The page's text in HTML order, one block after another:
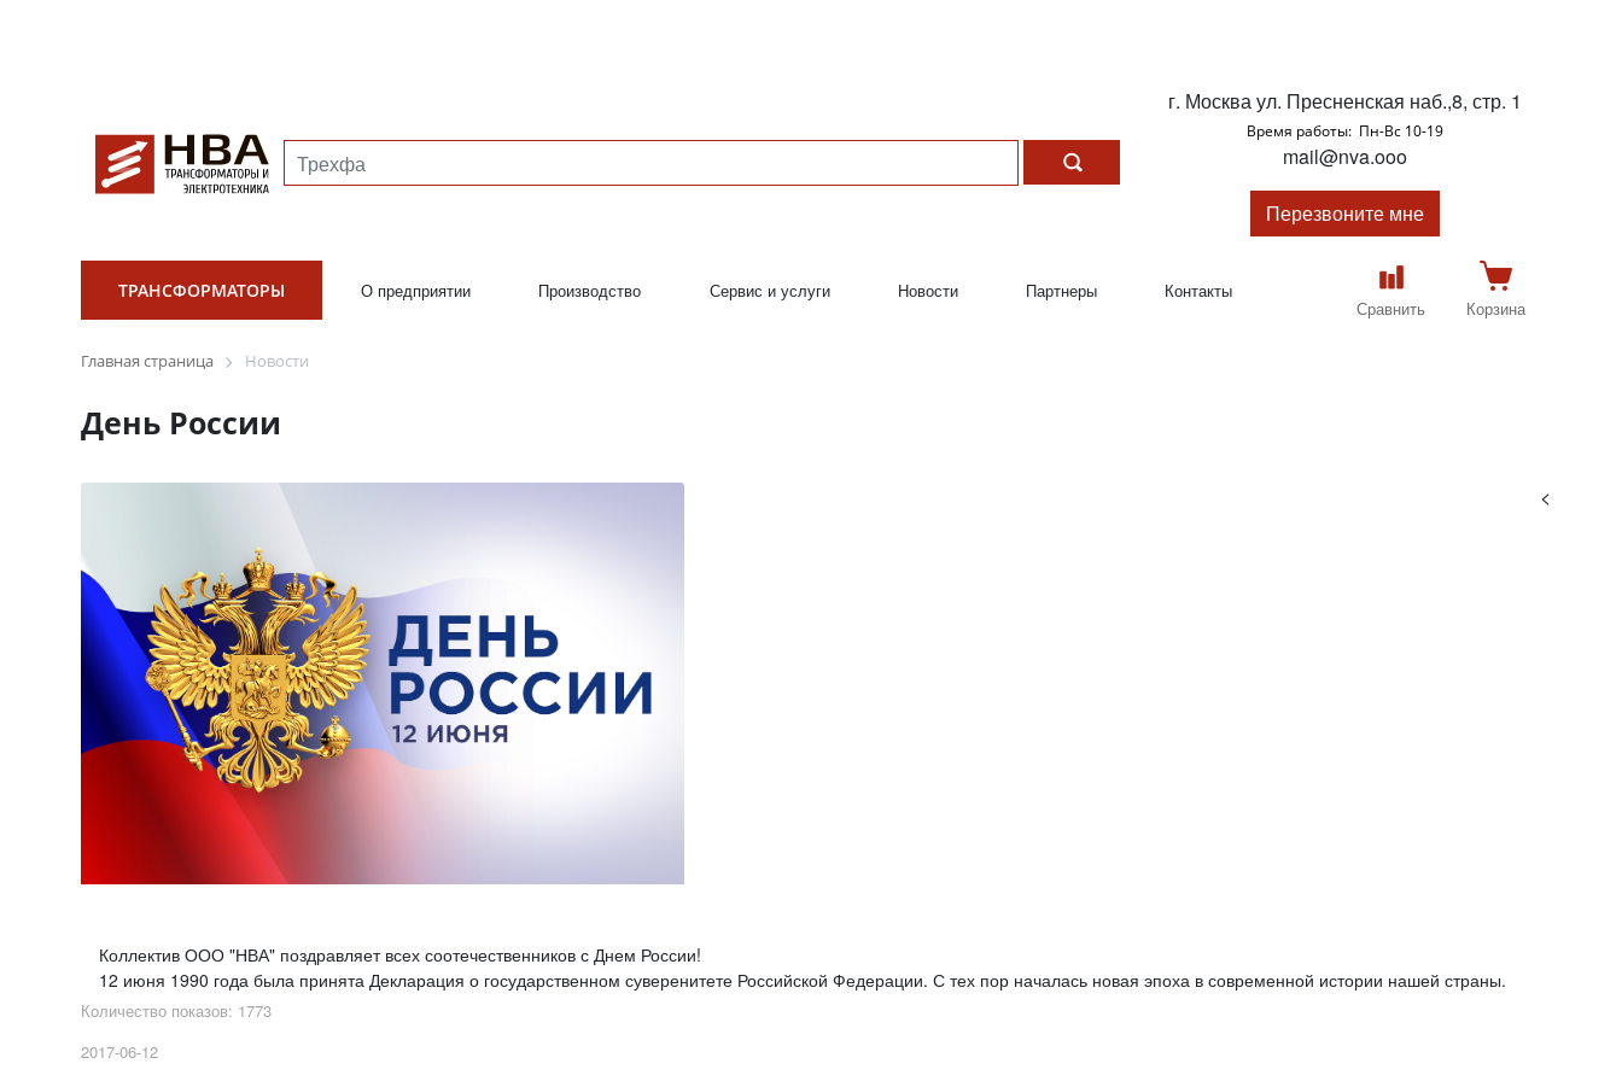
г. Москва ул. Пресненская наб.,8, стр. 1
Время работы: Пн-Вс 10-19
mail@nva.ooo
Перезвоните мне
ТРАНСФОРМАТОРЫ О предприятии Производство Сервис и услуги Новости Партнеры Контакты
Сравнить Корзина
Главная страница Новости
День России
Коллектив ООО "НВА" поздравляет всех соотечественников с Днем России!
12 июня 1990 года была принята Декларация о государственном суверенитете Российской Федерации. С тех пор началась новая эпоха в современной истории нашей страны.
Количество показов: 1773
2017-06-12
<